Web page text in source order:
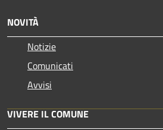
NOVITÀ
Notizie
Comunicati
Avvisi
VIVERE IL COMUNE